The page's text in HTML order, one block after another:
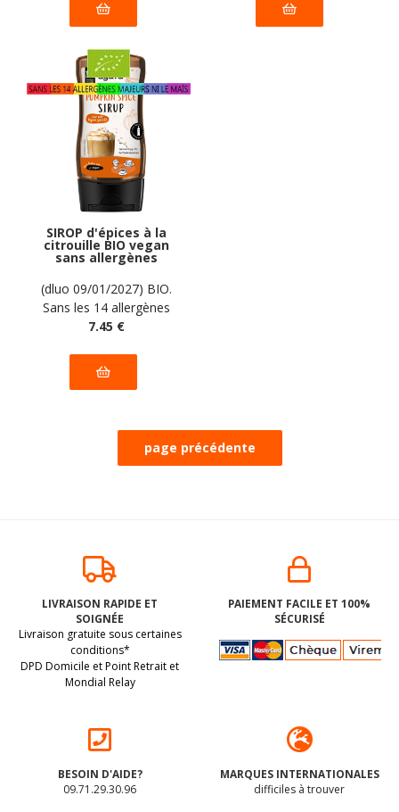
SIROP d'épices à la
citrouille BIO vegan
sans allergènes
AGAVA : 350 grammes
(dluo 09/01/2027) BIO.
Sans les 14 allergènes
majeurs
7.45 €
LIVRAISON RAPIDE ET
SOIGNÉE
Livraison gratuite sous certaines
conditions*
DPD Domicile et Point Retrait et
Mondial Relay
PAIEMENT FACILE ET 100%
SÉCURISÉ
BESOIN D'AIDE?
09.71.29.30.96
MARQUES INTERNATIONALES
difficiles à trouver